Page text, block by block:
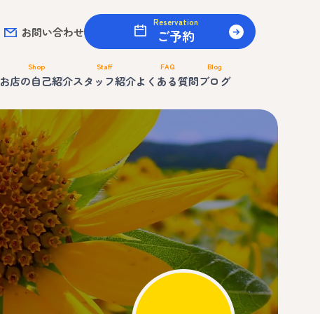
お問い合わせ
Reservation
ご予約
Shop
お店の自己紹介
Staff
スタッフ紹介
FAQ
よくある質問
Blog
ブログ